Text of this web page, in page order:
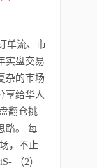
单流、市
实盘交易
杂的市场
享给华人
翻仓挑
路。 每
，不止
（2）